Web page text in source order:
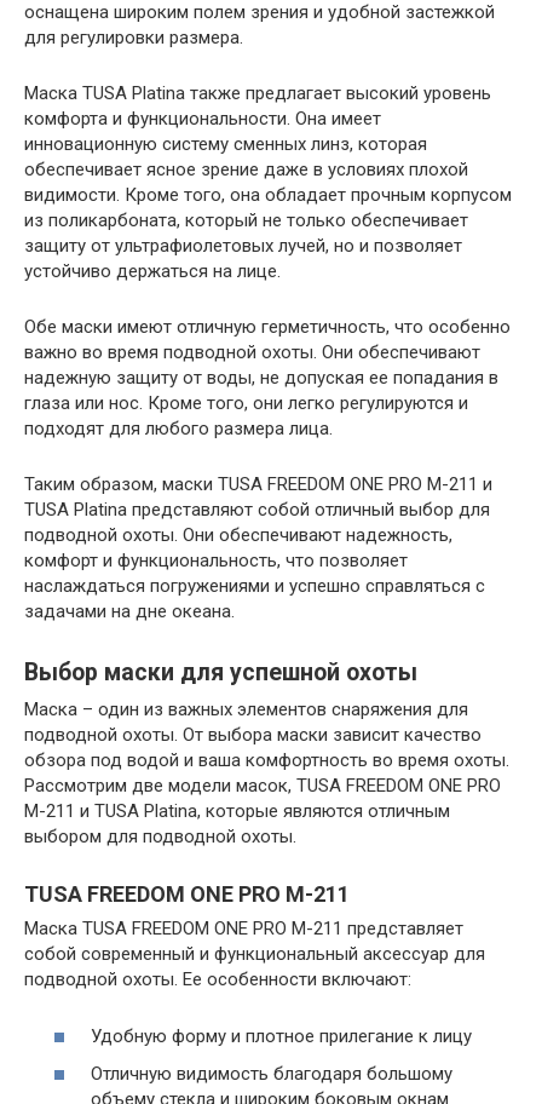
оснащена широким полем зрения и удобной застежкой
для регулировки размера.
Маска TUSA Platina также предлагает высокий уровень
комфорта и функциональности. Она имеет
инновационную систему сменных линз, которая
обеспечивает ясное зрение даже в условиях плохой
видимости. Кроме того, она обладает прочным корпусом
из поликарбоната, который не только обеспечивает
защиту от ультрафиолетовых лучей, но и позволяет
устойчиво держаться на лице.
Обе маски имеют отличную герметичность, что особенно
важно во время подводной охоты. Они обеспечивают
надежную защиту от воды, не допуская ее попадания в
глаза или нос. Кроме того, они легко регулируются и
подходят для любого размера лица.
Таким образом, маски TUSA FREEDOM ONE PRO M-211 и
TUSA Platina представляют собой отличный выбор для
подводной охоты. Они обеспечивают надежность,
комфорт и функциональность, что позволяет
наслаждаться погружениями и успешно справляться с
задачами на дне океана.
Выбор маски для успешной охоты
Маска – один из важных элементов снаряжения для
подводной охоты. От выбора маски зависит качество
обзора под водой и ваша комфортность во время охоты.
Рассмотрим две модели масок, TUSA FREEDOM ONE PRO
M-211 и TUSA Platina, которые являются отличным
выбором для подводной охоты.
TUSA FREEDOM ONE PRO M-211
Маска TUSA FREEDOM ONE PRO M-211 представляет
собой современный и функциональный аксессуар для
подводной охоты. Ее особенности включают:
Удобную форму и плотное прилегание к лицу
Отличную видимость благодаря большому
объему стекла и широким боковым окнам